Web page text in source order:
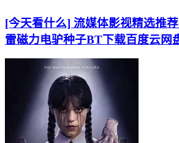
[今天看什么] 流媒体影视精选推
雷磁力电驴种子BT下载百度云网